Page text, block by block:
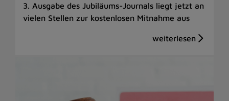
3. Ausgabe des Jubiläums-Journals liegt jetzt an
vielen Stellen zur kostenlosen Mitnahme aus